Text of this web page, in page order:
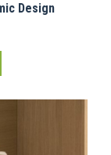
Design